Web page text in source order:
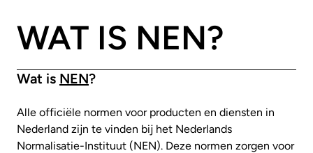
WAT IS NEN?
Wat is NEN?
Alle officiële normen voor producten en diensten in
Nederland zijn te vinden bij het Nederlands
Normalisatie-Instituut (NEN). Deze normen zorgen voor